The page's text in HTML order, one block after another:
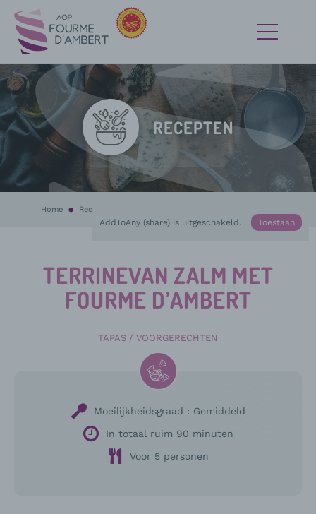
RECEPTEN
Home Recepten
AddToAny (share) is uitgeschakeld. Toestaan
TERRINEVAN ZALM MET
FOURME D’AMBERT
TAPAS / VOORGERECHTEN
Moeilijkheidsgraad : Gemiddeld
In totaal ruim 90 minuten
Voor 5 personen